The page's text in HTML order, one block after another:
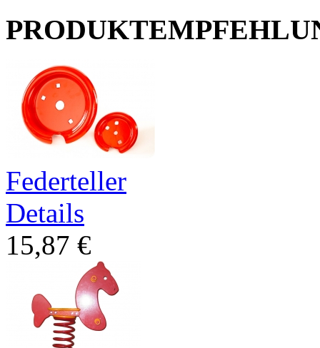
Federteller
Details
15,87 €